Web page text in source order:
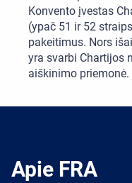
Konvento įvestas
(ypač 51 ir 52
pakeitimus. Nors
yra svarbi Chartijos
aiškinimo priemonė.
Apie FRA